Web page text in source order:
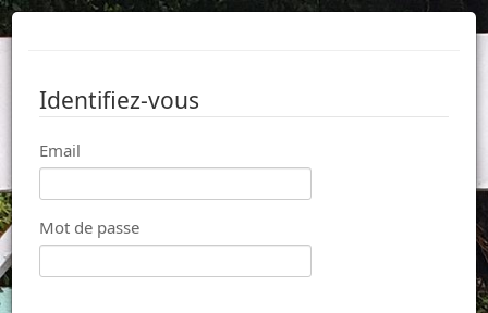
Identifiez-vous
Email
Mot de passe